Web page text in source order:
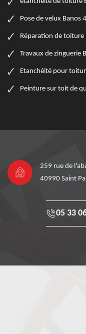
Pose de velux Banos
Réparation de toiture
Travaux de zinguerie
Etanchéité pour
Peinture sur toit de
259 rue de
40990 Saint
05 33